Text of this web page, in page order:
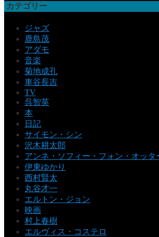
カテゴリー
ジャズ
鹿島茂
アダモ
音楽
菊地成孔
車谷長吉
TV
呉智英
本
日記
サイモン・シン
沢木耕太郎
アンネ・ソフィー・フォン・オッタ
伊東ゆかり
西村賢太
丸谷才一
エルトン・ジョン
映画
村上春樹
エルヴィス・コステロ